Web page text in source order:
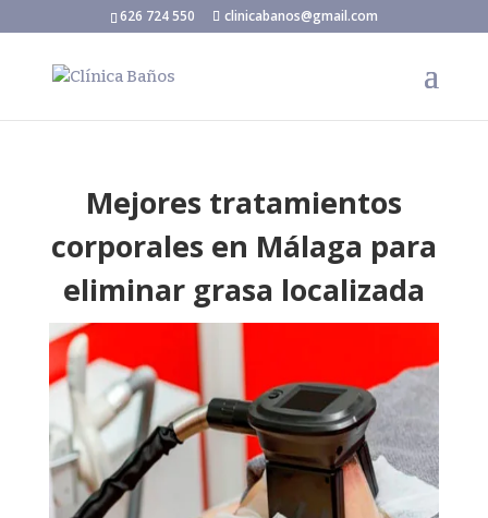
626 724 550 clinicabanos@gmail.com
Mejores tratamientos
corporales en Málaga para
eliminar grasa localizada